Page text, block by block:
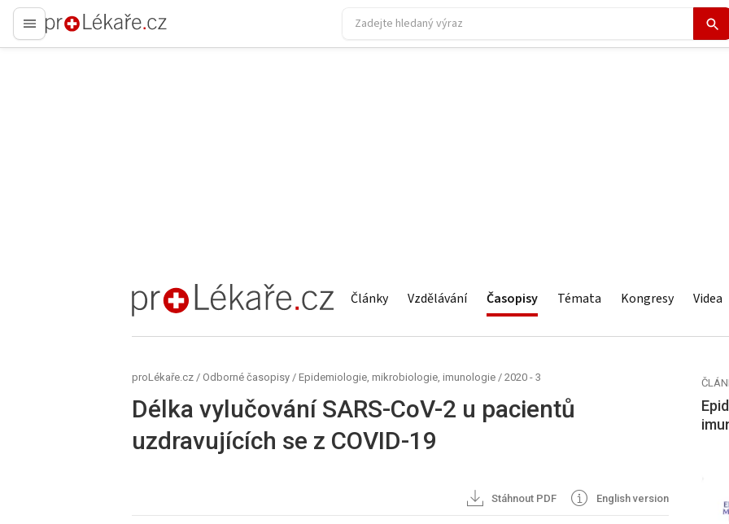
proLékaře.cz
proLékaře.cz Články Vzdělávání Časopisy Témata Kongresy Videa
proLékaře.cz / Odborné časopisy / Epidemiologie, mikrobiologie, imunologie / 2020 - 3
Délka vylučování SARS-CoV-2 u pacientů
uzdravujících se z COVID-19
Stáhnout PDF English version